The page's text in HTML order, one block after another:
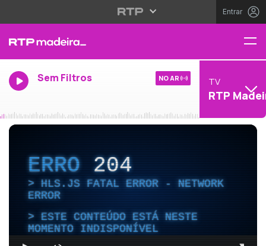
Entrar
Sem Filtros NO AR TV
RTP
ERRO204
HLS.JS FATAL ERROR - NETWORK
ERROR
ESTE CONTEÚDO ESTÁ NESTE
MOMENTO INDISPONÍVEL